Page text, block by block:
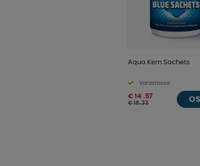
Aqua Kem Sachets
Varastossa
€ 14 .57
€ 15 .33